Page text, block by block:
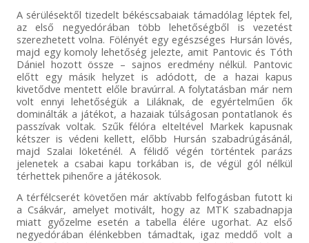
A sérülésektől tizedelt békéscsabaiak támadólag léptek fel,
az első negyedórában több lehetőségből is vezetést
szerezhetett volna. Fölényét egy egészséges Hursán lövés,
majd egy komoly lehetőség jelezte, amit Pantovic és Tóth
Dániel hozott össze – sajnos eredmény nélkül. Pantovic
előtt egy másik helyzet is adódott, de a hazai kapus
kivetődve mentett előle bravúrral. A folytatásban már nem
volt ennyi lehetőségük a Liláknak, de egyértelműen ők
dominálták a játékot, a hazaiak túlságosan pontatlanok és
passzívak voltak. Szűk félóra elteltével Markek kapusnak
kétszer is védeni kellett, előbb Hursán szabadrúgásánál,
majd Szalai löketénél. A félidő végén történtek parázs
jelenetek a csabai kapu torkában is, de végül gól nélkül
térhettek pihenőre a játékosok.
A térfélcserét követően már aktívabb felfogásban futott ki
a Csákvár, amelyet motivált, hogy az MTK szabadnapja
miatt győzelme esetén a tabella élére ugorhat. Az első
negyedórában élénkebben támadtak, igaz meddő volt a